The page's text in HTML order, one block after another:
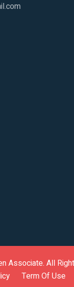
Associate. All
Term Of Use